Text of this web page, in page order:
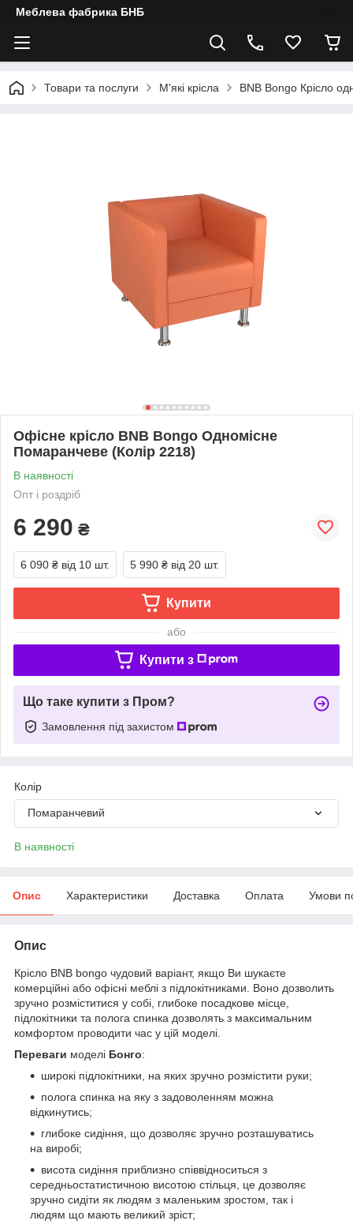
Меблева фабрика БНБ
Товари та послуги М'які крісла BNB Bongo Крісло
Офісне крісло BNB Bongo Одномісне
Помаранчеве (Колір 2218)
В наявності
Опт і роздріб
6 290 ₴
6 090 ₴ від 10 шт. 5 990 ₴ від 20 шт.
Купити
або
Купити з
Що таке купити з Пром?
Замовлення під захистом
Колір
Помаранчевий
В наявності
Опис Характеристики Доставка Оплата Умови
Опис
Крісло BNB bongo чудовий варіант, якщо Ви шукаєте
комерційні або офісні меблі з підлокітниками. Воно дозволить
зручно розміститися у собі, глибоке посадкове місце,
підлокітники та полога спинка дозволять з максимальним
комфортом проводити час у цій моделі.
Переваги моделі Бонго:
широкі підлокітники, на яких зручно розмістити руки;
полога спинка на яку з задоволенням можна
відкинутись;
глибоке сидіння, що дозволяє зручно розташуватись
на виробі;
висота сидіння приблизно співвідноситься з
середньостатистичною висотою стільця, це дозволяє
зручно сидіти як людям з маленьким зростом, так і
людям що мають великий зріст;